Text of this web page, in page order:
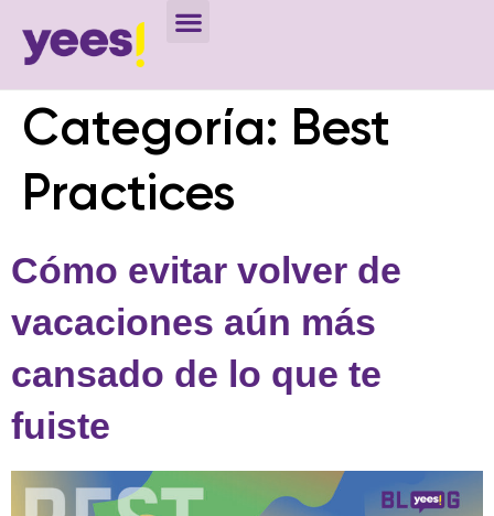
Categoría: Best
Practices
Cómo evitar volver de
vacaciones aún más
cansado de lo que te
fuiste